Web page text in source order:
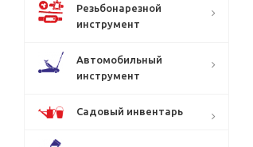
Резьбонарезной
инструмент
Автомобильный
инструмент
Садовый инвентарь